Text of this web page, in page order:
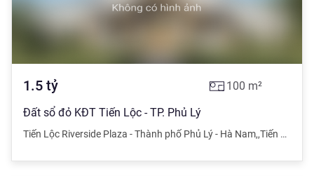
1.5 tỷ 100 m²
Đất sổ đỏ KĐT Tiến Lộc - TP. Phủ Lý
Tiến Lộc Riverside Plaza - Thành phố Phủ Lý - Hà Nam,,Tiến Lộc Riverside Plaza - Thành phố Phủ Lý - Hà Nam